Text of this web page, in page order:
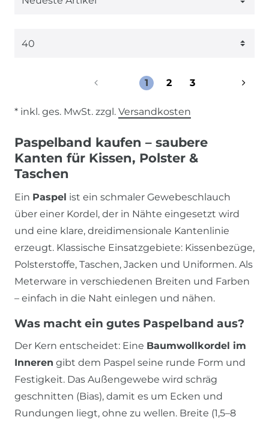
1 2 3
* inkl. ges. MwSt. zzgl. Versandkosten
Paspelband kaufen – saubere
Kanten für Kissen, Polster &
Taschen
Ein Paspel ist ein schmaler Gewebeschlauch
über einer Kordel, der in Nähte eingesetzt wird
und eine klare, dreidimensionale Kantenlinie
erzeugt. Klassische Einsatzgebiete: Kissenbezüge,
Polsterstoffe, Taschen, Jacken und Uniformen. Als
Meterware in verschiedenen Breiten und Farben
– einfach in die Naht einlegen und nähen.
Was macht ein gutes Paspelband aus?
Der Kern entscheidet: Eine Baumwollkordel im
Inneren gibt dem Paspel seine runde Form und
Festigkeit. Das Außengewebe wird schräg
geschnitten (Bias), damit es um Ecken und
Rundungen liegt, ohne zu wellen. Breite (1,5–8